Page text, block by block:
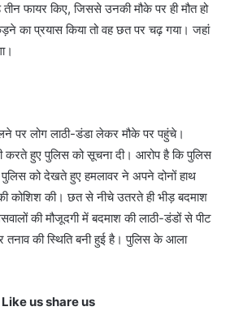
फायर किए, जिससे उनकी मौके पर ही मौत हो
का प्रयास किया तो वह छत पर चढ़ गया। जहां
पर लोग लाठी-डंडा लेकर मौके पर पहुंचे।
करते हुए पुलिस को सूचना दी। आरोप है कि पुलिस
को देखते हुए हमलावर ने अपने दोनों हाथ
की। छत से नीचे उतरते ही भीड़ बदमाश
की मौजूदगी में बदमाश की लाठी-डंडों से पीट
तनाव की स्थिति बनी हुई है। पुलिस के आला
Like us share us